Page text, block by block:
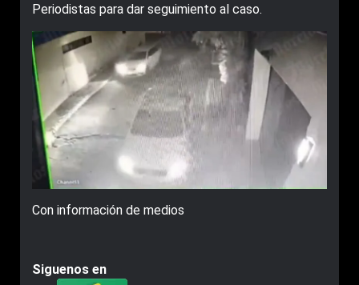
Periodistas para dar seguimiento al caso.
Con información de medios
Siguenos en